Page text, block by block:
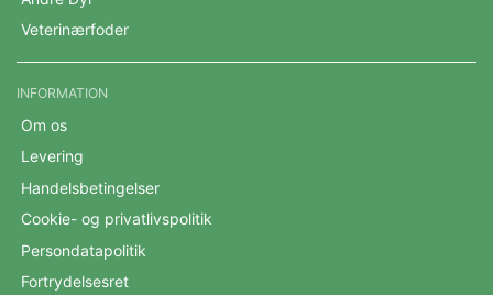
Veterinærfoder
INFORMATION
Om os
Levering
Handelsbetingelser
Cookie- og privatlivspolitik
Persondatapolitik
Fortrydelsesret